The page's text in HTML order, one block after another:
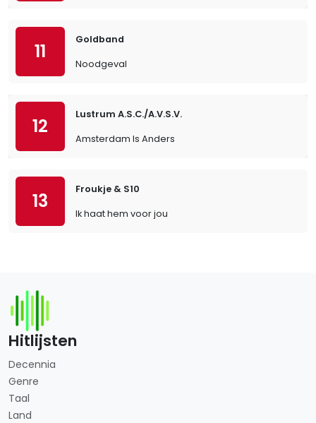
11
Goldband
Noodgeval
12
Lustrum A.S.C./A.V.S.V.
Amsterdam Is Anders
13
Froukje & S10
Ik haat hem voor jou
Hitlijsten
Decennia
Genre
Taal
Land